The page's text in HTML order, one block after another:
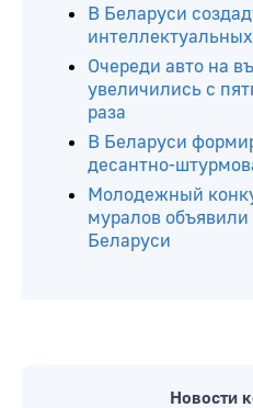
В Беларуси
Очереди авто на
увеличились с
раза
В Беларуси
десантно-
Молодежный
муралов
Беларуси
Новости